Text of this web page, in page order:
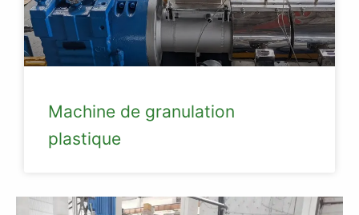
Machine de granulation
plastique